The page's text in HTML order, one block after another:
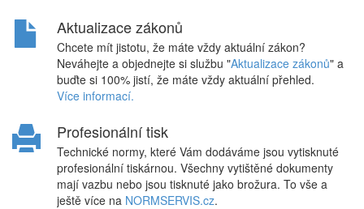
Aktualizace zákonů
Chcete mít jistotu, že máte vždy aktuální zákon?
Neváhejte a objednejte si službu "Aktualizace zákonů" a
buďte si 100% jistí, že máte vždy aktuální přehled.
Více informací.
Profesionální tisk
Technické normy, které Vám dodáváme jsou vytisknuté
profesionální tiskárnou. Všechny vytištěné dokumenty
mají vazbu nebo jsou tisknuté jako brožura. To vše a
ještě více na NORMSERVIS.cz.